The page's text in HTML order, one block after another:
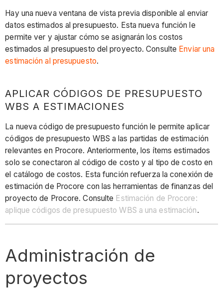
Hay una nueva ventana de vista previa disponible al enviar
datos estimados al presupuesto. Esta nueva función le
permite ver y ajustar cómo se asignarán los costos
estimados al presupuesto del proyecto. Consulte Enviar una
estimación al presupuesto.
APLICAR CÓDIGOS DE PRESUPUESTO
WBS A ESTIMACIONES
La nueva código de presupuesto función le permite aplicar
códigos de presupuesto WBS a las partidas de estimación
relevantes en Procore. Anteriormente, los ítems estimados
solo se conectaron al código de costo y al tipo de costo en
el catálogo de costos. Esta función refuerza la conexión de
estimación de Procore con las herramientas de finanzas del
proyecto de Procore. Consulte Estimación de Procore:
aplique códigos de presupuesto WBS a una estimación.
Administración de
proyectos